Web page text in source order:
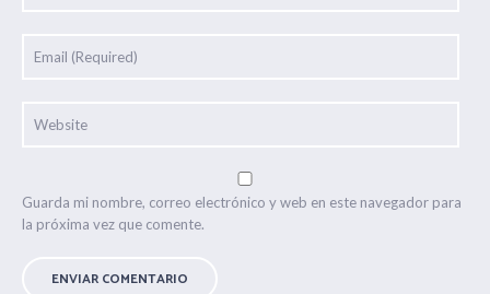
Guarda mi nombre, correo electrónico y web en este navegador para
la próxima vez que comente.